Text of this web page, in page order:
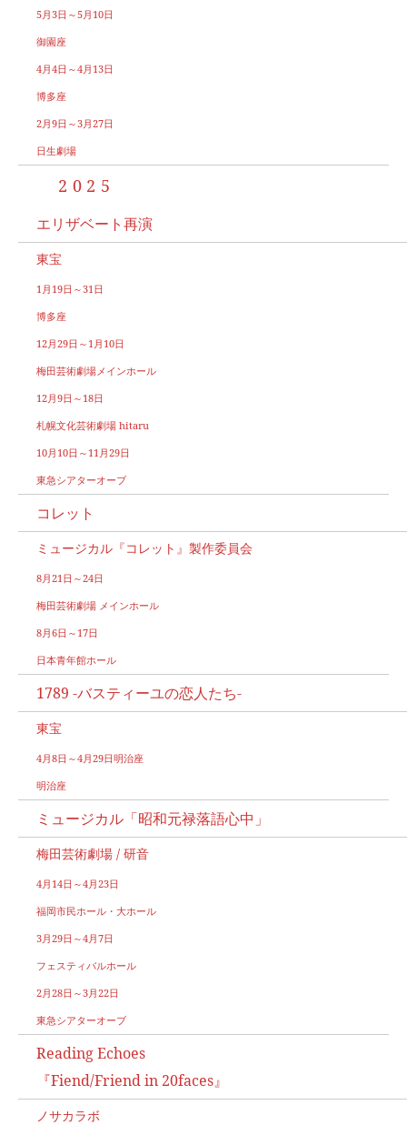
5月3日～5月10日
御園座
4月4日～4月13日
博多座
2月9日～3月27日
日生劇場
2025
エリザベート再演
東宝
1月19日～31日
博多座
12月29日～1月10日
梅田芸術劇場メインホール
12月9日～18日
札幌文化芸術劇場 hitaru
10月10日～11月29日
東急シアターオーブ
コレット
ミュージカル『コレット』製作委員会
8月21日～24日
梅田芸術劇場 メインホール
8月6日～17日
日本青年館ホール
1789 -バスティーユの恋人たち-
東宝
4月8日～4月29日明治座
明治座
ミュージカル「昭和元禄落語心中」
梅田芸術劇場 / 研音
4月14日～4月23日
福岡市民ホール・大ホール
3月29日～4月7日
フェスティバルホール
2月28日～3月22日
東急シアターオーブ
Reading Echoes
『Fiend/Friend in 20faces』
ノサカラボ